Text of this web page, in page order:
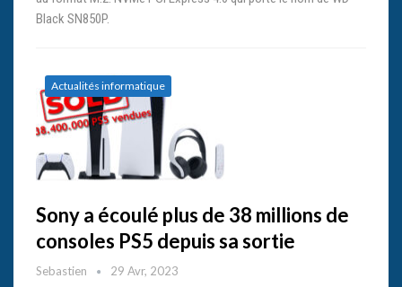
Black SN850P.
Actualités informatique
Sony a écoulé plus de 38 millions de
consoles PS5 depuis sa sortie
Sebastien 29 Avr, 2023